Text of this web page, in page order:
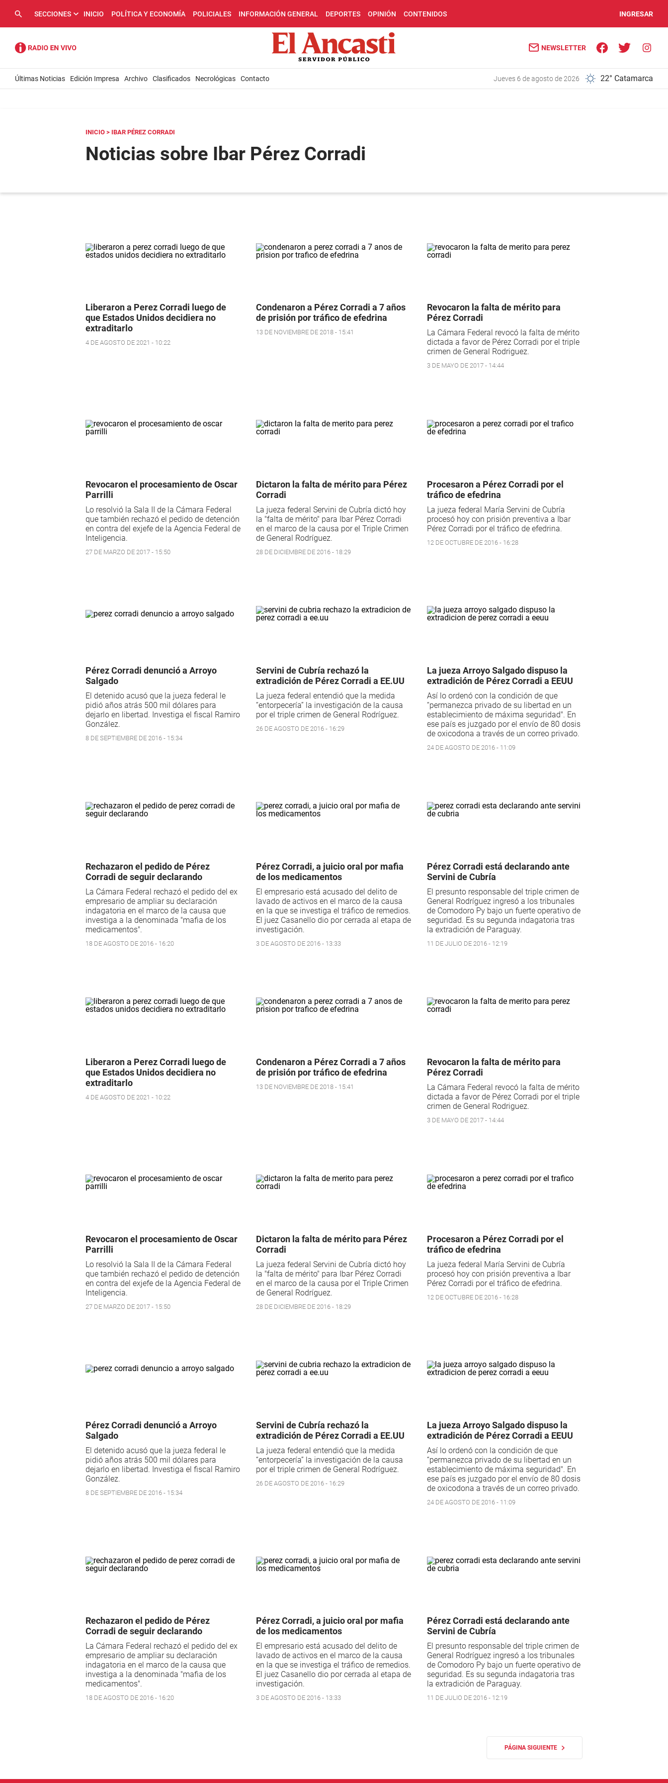
SECCIONES INICIO POLÍTICA Y ECONOMÍA POLICIALES INFORMACIÓN GENERAL DEPORTES OPINIÓN CONTENIDOS INGRESAR
NEWSLETTER
Últimas Noticias Edición Impresa Archivo Clasificados Necrológicas Contacto jueves 6 de agosto de 2026 22° Catamarca
INICIO > IBAR PÉREZ CORRADI
Noticias sobre Ibar Pérez Corradi
Liberaron a Perez Corradi luego de
que Estados Unidos decidiera no
extraditarlo
4 DE AGOSTO DE 2021 - 10:22
Condenaron a Pérez Corradi a 7 años
de prisión por tráfico de efedrina
13 DE NOVIEMBRE DE 2018 - 15:41
Revocaron la falta de mérito para
Pérez Corradi
La Cámara Federal revocó la falta de mérito
dictada a favor de Pérez Corradi por el triple
crimen de General Rodriguez.
3 DE MAYO DE 2017 - 14:44
Revocaron el procesamiento de Oscar
Parrilli
Lo resolvió la Sala II de la Cámara Federal
que también rechazó el pedido de detención
en contra del exjefe de la Agencia Federal de
Inteligencia.
27 DE MARZO DE 2017 - 15:50
Dictaron la falta de mérito para Pérez
Corradi
La jueza federal Servini de Cubría dictó hoy
la "falta de mérito" para Ibar Pérez Corradi
en el marco de la causa por el Triple Crimen
de General Rodríguez.
28 DE DICIEMBRE DE 2016 - 18:29
Procesaron a Pérez Corradi por el
tráfico de efedrina
La jueza federal María Servini de Cubría
procesó hoy con prisión preventiva a Ibar
Pérez Corradi por el tráfico de efedrina.
12 DE OCTUBRE DE 2016 - 16:28
Pérez Corradi denunció a Arroyo
Salgado
El detenido acusó que la jueza federal le
pidió años atrás 500 mil dólares para
dejarlo en libertad. Investiga el fiscal Ramiro
González.
8 DE SEPTIEMBRE DE 2016 - 15:34
Servini de Cubría rechazó la
extradición de Pérez Corradi a EE.UU
La jueza federal entendió que la medida
“entorpecería” la investigación de la causa
por el triple crimen de General Rodríguez.
26 DE AGOSTO DE 2016 - 16:29
La jueza Arroyo Salgado dispuso la
extradición de Pérez Corradi a EEUU
Así lo ordenó con la condición de que
“permanezca privado de su libertad en un
establecimiento de máxima seguridad". En
ese país es juzgado por el envío de 80 dosis
de oxicodona a través de un correo privado.
24 DE AGOSTO DE 2016 - 11:09
Rechazaron el pedido de Pérez
Corradi de seguir declarando
La Cámara Federal rechazó el pedido del ex
empresario de ampliar su declaración
indagatoria en el marco de la causa que
investiga a la denominada "mafia de los
medicamentos".
18 DE AGOSTO DE 2016 - 16:20
Pérez Corradi, a juicio oral por mafia
de los medicamentos
El empresario está acusado del delito de
lavado de activos en el marco de la causa
en la que se investiga el tráfico de remedios.
El juez Casanello dio por cerrada al etapa de
investigación.
3 DE AGOSTO DE 2016 - 13:33
Pérez Corradi está declarando ante
Servini de Cubría
El presunto responsable del triple crimen de
General Rodríguez ingresó a los tribunales
de Comodoro Py bajo un fuerte operativo de
seguridad. Es su segunda indagatoria tras
la extradición de Paraguay.
11 DE JULIO DE 2016 - 12:19
Liberaron a Perez Corradi luego de
que Estados Unidos decidiera no
extraditarlo
4 DE AGOSTO DE 2021 - 10:22
Condenaron a Pérez Corradi a 7 años
de prisión por tráfico de efedrina
13 DE NOVIEMBRE DE 2018 - 15:41
Revocaron la falta de mérito para
Pérez Corradi
La Cámara Federal revocó la falta de mérito
dictada a favor de Pérez Corradi por el triple
crimen de General Rodriguez.
3 DE MAYO DE 2017 - 14:44
Revocaron el procesamiento de Oscar
Parrilli
Lo resolvió la Sala II de la Cámara Federal
que también rechazó el pedido de detención
en contra del exjefe de la Agencia Federal de
Inteligencia.
27 DE MARZO DE 2017 - 15:50
Dictaron la falta de mérito para Pérez
Corradi
La jueza federal Servini de Cubría dictó hoy
la "falta de mérito" para Ibar Pérez Corradi
en el marco de la causa por el Triple Crimen
de General Rodríguez.
28 DE DICIEMBRE DE 2016 - 18:29
Procesaron a Pérez Corradi por el
tráfico de efedrina
La jueza federal María Servini de Cubría
procesó hoy con prisión preventiva a Ibar
Pérez Corradi por el tráfico de efedrina.
12 DE OCTUBRE DE 2016 - 16:28
Pérez Corradi denunció a Arroyo
Salgado
El detenido acusó que la jueza federal le
pidió años atrás 500 mil dólares para
dejarlo en libertad. Investiga el fiscal Ramiro
González.
8 DE SEPTIEMBRE DE 2016 - 15:34
Servini de Cubría rechazó la
extradición de Pérez Corradi a EE.UU
La jueza federal entendió que la medida
“entorpecería” la investigación de la causa
por el triple crimen de General Rodríguez.
26 DE AGOSTO DE 2016 - 16:29
La jueza Arroyo Salgado dispuso la
extradición de Pérez Corradi a EEUU
Así lo ordenó con la condición de que
“permanezca privado de su libertad en un
establecimiento de máxima seguridad". En
ese país es juzgado por el envío de 80 dosis
de oxicodona a través de un correo privado.
24 DE AGOSTO DE 2016 - 11:09
Rechazaron el pedido de Pérez
Corradi de seguir declarando
La Cámara Federal rechazó el pedido del ex
empresario de ampliar su declaración
indagatoria en el marco de la causa que
investiga a la denominada "mafia de los
medicamentos".
18 DE AGOSTO DE 2016 - 16:20
Pérez Corradi, a juicio oral por mafia
de los medicamentos
El empresario está acusado del delito de
lavado de activos en el marco de la causa
en la que se investiga el tráfico de remedios.
El juez Casanello dio por cerrada al etapa de
investigación.
3 DE AGOSTO DE 2016 - 13:33
Pérez Corradi está declarando ante
Servini de Cubría
El presunto responsable del triple crimen de
General Rodríguez ingresó a los tribunales
de Comodoro Py bajo un fuerte operativo de
seguridad. Es su segunda indagatoria tras
la extradición de Paraguay.
11 DE JULIO DE 2016 - 12:19
PÁGINA SIGUIENTE